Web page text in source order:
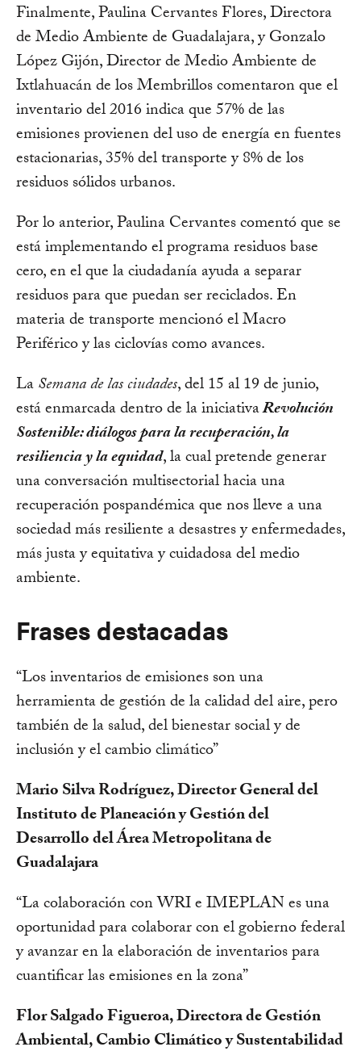
Finalmente, Paulina Cervantes Flores, Directora
de Medio Ambiente de Guadalajara, y Gonzalo
López Gijón, Director de Medio Ambiente de
Ixtlahuacán de los Membrillos comentaron que el
inventario del 2016 indica que 57% de las
emisiones provienen del uso de energía en fuentes
estacionarias, 35% del transporte y 8% de los
residuos sólidos urbanos.
Por lo anterior, Paulina Cervantes comentó que se
está implementando el programa residuos base
cero, en el que la ciudadanía ayuda a separar
residuos para que puedan ser reciclados. En
materia de transporte mencionó el Macro
Periférico y las ciclovías como avances.
LaSemana de las ciudades, del 15 al 19 de junio,
está enmarcada dentro de la iniciativaRevolución
Sostenible: diálogos para la recuperación, la
resiliencia y la equidad, la cual pretende generar
una conversación multisectorial hacia una
recuperación pospandémica que nos lleve a una
sociedad más resiliente a desastres y enfermedades,
más justa y equitativa y cuidadosa del medio
ambiente.
Frases destacadas
“Los inventarios de emisiones son una
herramienta de gestión de la calidad del aire, pero
también de la salud, del bienestar social y de
inclusión y el cambio climático”
Mario Silva Rodríguez, Director General del
Instituto de Planeación y Gestión del
Desarrollo del Área Metropolitana de
Guadalajara
“La colaboración con WRI e IMEPLAN es una
oportunidad para colaborar con el gobierno federal
y avanzar en la elaboración de inventarios para
cuantificar las emisiones en la zona”
Flor Salgado Figueroa, Directora de Gestión
Ambiental, Cambio Climático y Sustentabilidad